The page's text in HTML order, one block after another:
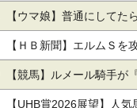
か？
からあげクンぬいぐるみ
ズ情報公開
【ウマ娘】普通にしてた
ライトハローさん。（結
【ＨＢ新聞】エルムＳ
【競馬】ルメール騎手が
で騎乗した名馬5頭』を語
【UHB賞2026展望】人